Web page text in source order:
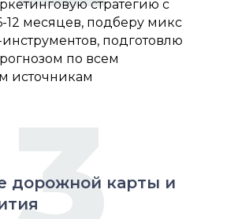
стратегию с
12 месяцев, подберу микс
подготовлю
по всем
источникам
дорожной карты и